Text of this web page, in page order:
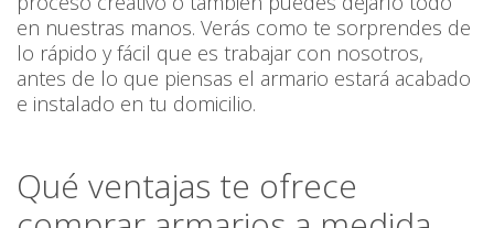
en nuestras manos. Verás como te sorprendes de
lo rápido y fácil que es trabajar con nosotros,
antes de lo que piensas el armario estará acabado
e instalado en tu domicilio.
Qué ventajas te ofrece